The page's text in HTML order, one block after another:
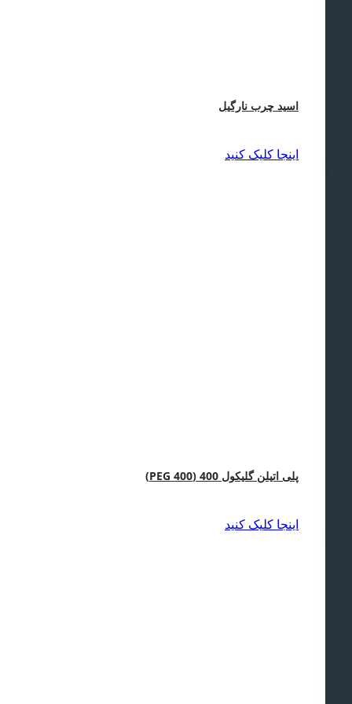
اسید چرب نارگیل
اینجا کلیک کنید
پلی اتیلن گلیکول‌ 400 (PEG 400)
اینجا کلیک کنید